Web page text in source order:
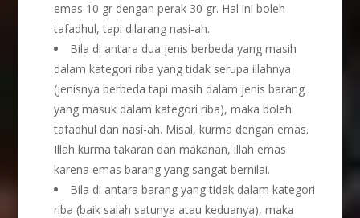
emas 10 gr dengan perak 30 gr. Hal ini boleh
tafadhul, tapi dilarang nasi-ah.
Bila di antara dua jenis berbeda yang masih
dalam kategori riba yang tidak serupa illahnya
(jenisnya berbeda tapi masih dalam jenis barang
yang masuk dalam kategori riba), maka boleh
tafadhul dan nasi-ah. Misal, kurma dengan emas.
Illah kurma takaran dan makanan, illah emas
karena emas barang yang sangat bernilai.
Bila di antara barang yang tidak dalam kategori
riba (baik salah satunya atau keduanya), maka